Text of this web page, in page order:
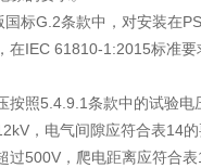
标G.2条款中，对安装在
在IEC 61810-1:2015标准
按照5.4.9.1条款中的试验电
，电气间隙应符合表14的
过500V，爬电距离应符合表